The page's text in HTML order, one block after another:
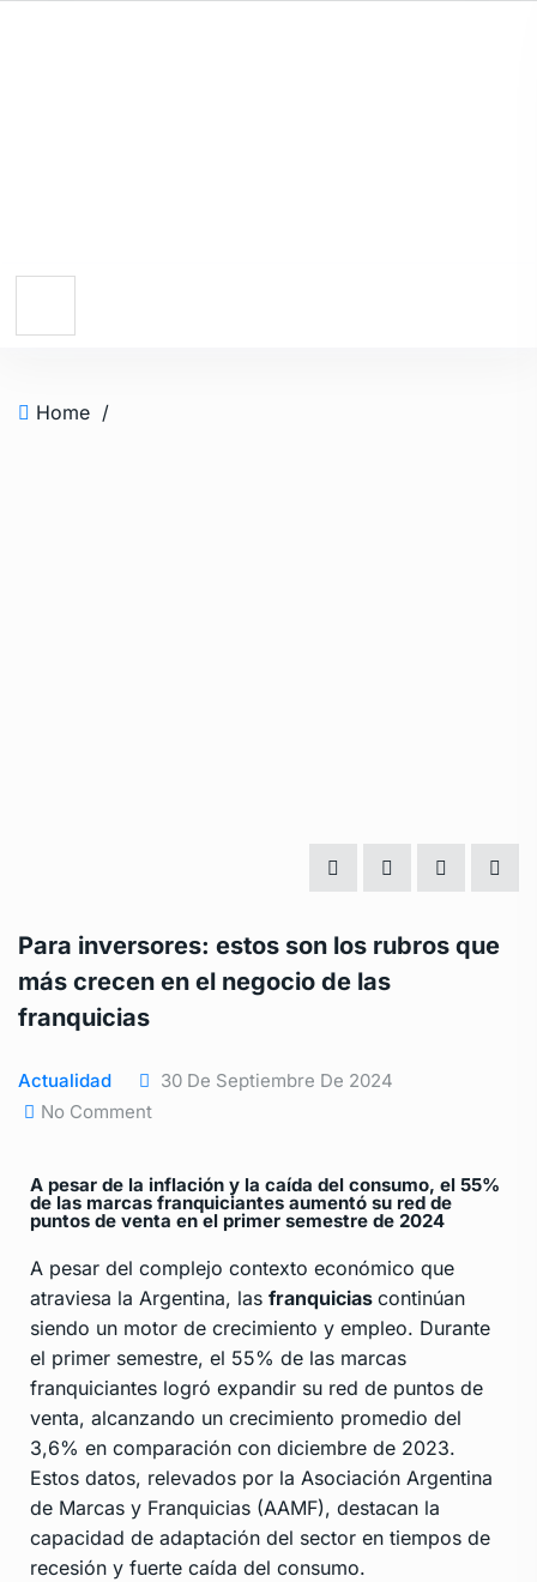
Home /
Para inversores: estos son los rubros que
más crecen en el negocio de las
franquicias
Actualidad
30 De Septiembre De 2024
No Comment
A pesar de la inflación y la caída del consumo, el 55%
de las marcas franquiciantes aumentó su red de
puntos de venta en el primer semestre de 2024
A pesar del complejo contexto económico que
atraviesa la Argentina, las franquicias continúan
siendo un motor de crecimiento y empleo. Durante
el primer semestre, el 55% de las marcas
franquiciantes logró expandir su red de puntos de
venta, alcanzando un crecimiento promedio del
3,6% en comparación con diciembre de 2023.
Estos datos, relevados por la Asociación Argentina
de Marcas y Franquicias (AAMF), destacan la
capacidad de adaptación del sector en tiempos de
recesión y fuerte caída del consumo.